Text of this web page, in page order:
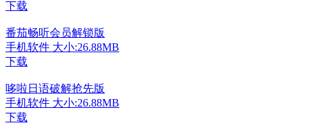
下载
番茄畅听会员解锁版
手机软件 大小:26.88MB
下载
哆啦日语破解抢先版
手机软件 大小:26.88MB
下载